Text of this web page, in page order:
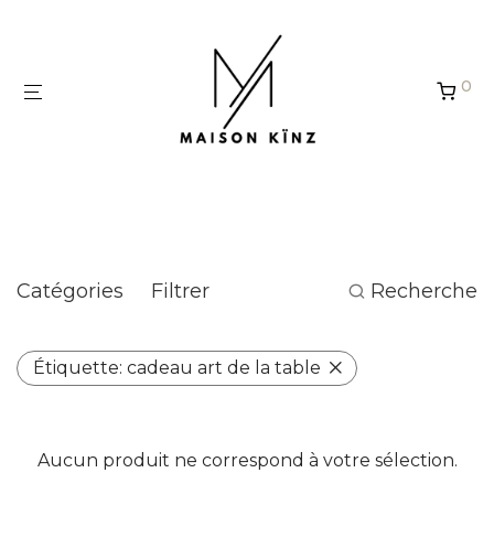
0
Catégories Filtrer Recherche
Étiquette: cadeau art de la table
Aucun produit ne correspond à votre sélection.